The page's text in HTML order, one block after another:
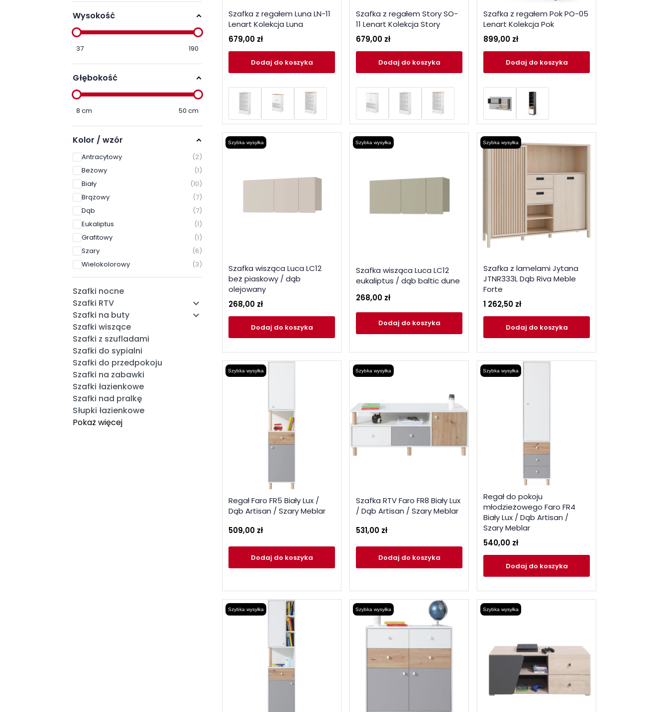
Wysokość
37 190
Głębokość
8 cm 50 cm
Kolor / wzór
Antracytowy
2
Beżowy
1
Biały
10
Brązowy
7
Dąb
7
Eukaliptus
1
Grafitowy
1
Szary
6
Wielokolorowy
3
Szafki nocne
Szafki RTV

Szafki na buty 
Szafki wiszące
Szafki z szufladami
Szafki do sypialni
Szafki do przedpokoju
Szafki na zabawki
Szafki łazienkowe
Szafki nad pralkę
Słupki łazienkowe
Pokaż więcej
Szafka z regałem Luna LN-11
Lenart Kolekcja Luna
679,00 zł
Dodaj do koszyka
Szafka z regałem Story SO-
11 Lenart Kolekcja Story
679,00 zł
Dodaj do koszyka
Szafka z regałem Pok PO-05
Lenart Kolekcja Pok
899,00 zł
Dodaj do koszyka
Szybka wysyłka
Szafka wisząca Luca LC12
beż piaskowy / dąb
olejowany
268,00 zł
Dodaj do koszyka
Szybka wysyłka
Szafka wisząca Luca LC12
eukaliptus / dąb baltic dune
268,00 zł
Dodaj do koszyka
Szybka wysyłka
Szafka z lamelami Jytana
JTNR333L Dąb Riva Meble
Forte
1 262,50 zł
Dodaj do koszyka
Szybka wysyłka
Regał Faro FR5 Biały Lux /
Dąb Artisan / Szary Meblar
509,00 zł
Dodaj do koszyka
Szybka wysyłka
Szafka RTV Faro FR8 Biały Lux
/ Dąb Artisan / Szary Meblar
531,00 zł
Dodaj do koszyka
Szybka wysyłka
Regał do pokoju
młodzieżowego Faro FR4
Biały Lux / Dąb Artisan /
Szary Meblar
540,00 zł
Dodaj do koszyka
Szybka wysyłka Szybka wysyłka Szybka wysyłka